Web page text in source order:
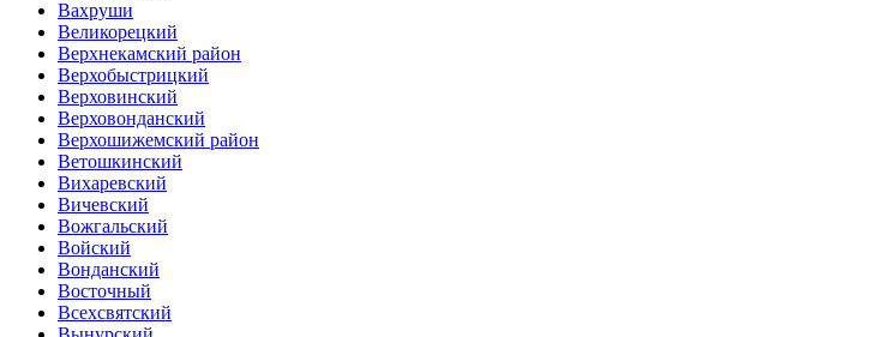
Вахруши
Великорецкий
Верхнекамский район
Верхобыстрицкий
Верховинский
Верховонданский
Верхошижемский район
Ветошкинский
Вихаревский
Вичевский
Вожгальский
Войский
Вонданский
Восточный
Всехсвятский